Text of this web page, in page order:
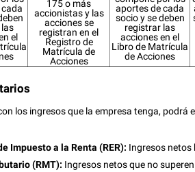
el
175 o más
accionistas y las
acciones se
registran en el
Registro de
Matrícula de
Acciones
aportes de cada
socio y se deben
registrar las
acciones en el
Libro de Matrícula
de Acciones
los ingresos que la empresa tenga,
Impuesto a la Renta (RER): Ingresos netos
(RMT): Ingresos netos que no